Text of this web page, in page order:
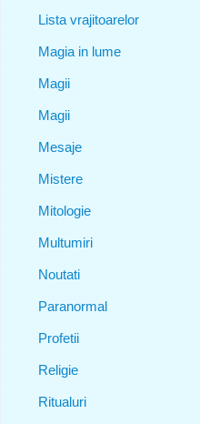
Lista vrajitoarelor
Magia in lume
Magii
Magii
Mesaje
Mistere
Mitologie
Multumiri
Noutati
Paranormal
Profetii
Religie
Ritualuri